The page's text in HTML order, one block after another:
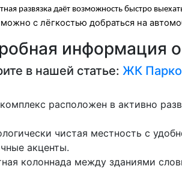
развязка даёт возможность быстро
с лёгкостью добраться на
информация
в нашей статье: ЖК
расположен в активно
чистая местность с
акценты.
колоннада между зданиями